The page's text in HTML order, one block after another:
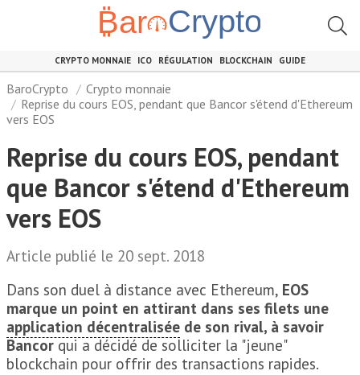
CRYPTO MONNAIE ICO RÉGULATION BLOCKCHAIN GUIDE
BaroCrypto
Crypto monnaie
Reprise du cours EOS, pendant que Bancor s'étend d'Ethereum
vers EOS
Reprise du cours EOS, pendant
que Bancor s'étend d'Ethereum
vers EOS
Article publié le 20 sept. 2018
Dans son duel à distance avec Ethereum, EOS
marque un point en attirant dans ses filets une
application décentraliséede son rival, à savoir
Bancorqui a décidé de solliciter la "jeune"
blockchain pour offrir des transactions rapides.